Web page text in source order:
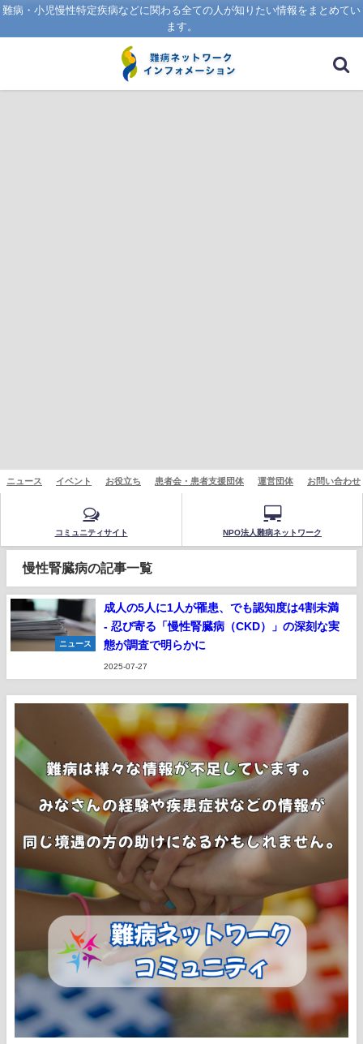
難病・小児慢性特定疾病などに関わる全ての人が知りたい情報をまとめてい
ます。
ニュース イベント お役立ち 患者会・患者支援団体 運営団体 お問い合わせ
コミュニティサイト NPO法人難病ネットワーク
慢性腎臓病の記事一覧
ニュース
成人の5人に1人が罹患、でも認知度は4割未満
- 忍び寄る「慢性腎臓病（CKD）」の深刻な実
態が調査で明らかに
2025-07-27